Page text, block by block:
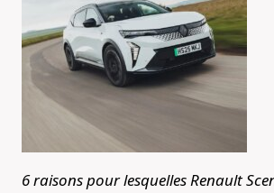
6 raisons pour lesquelles Renault